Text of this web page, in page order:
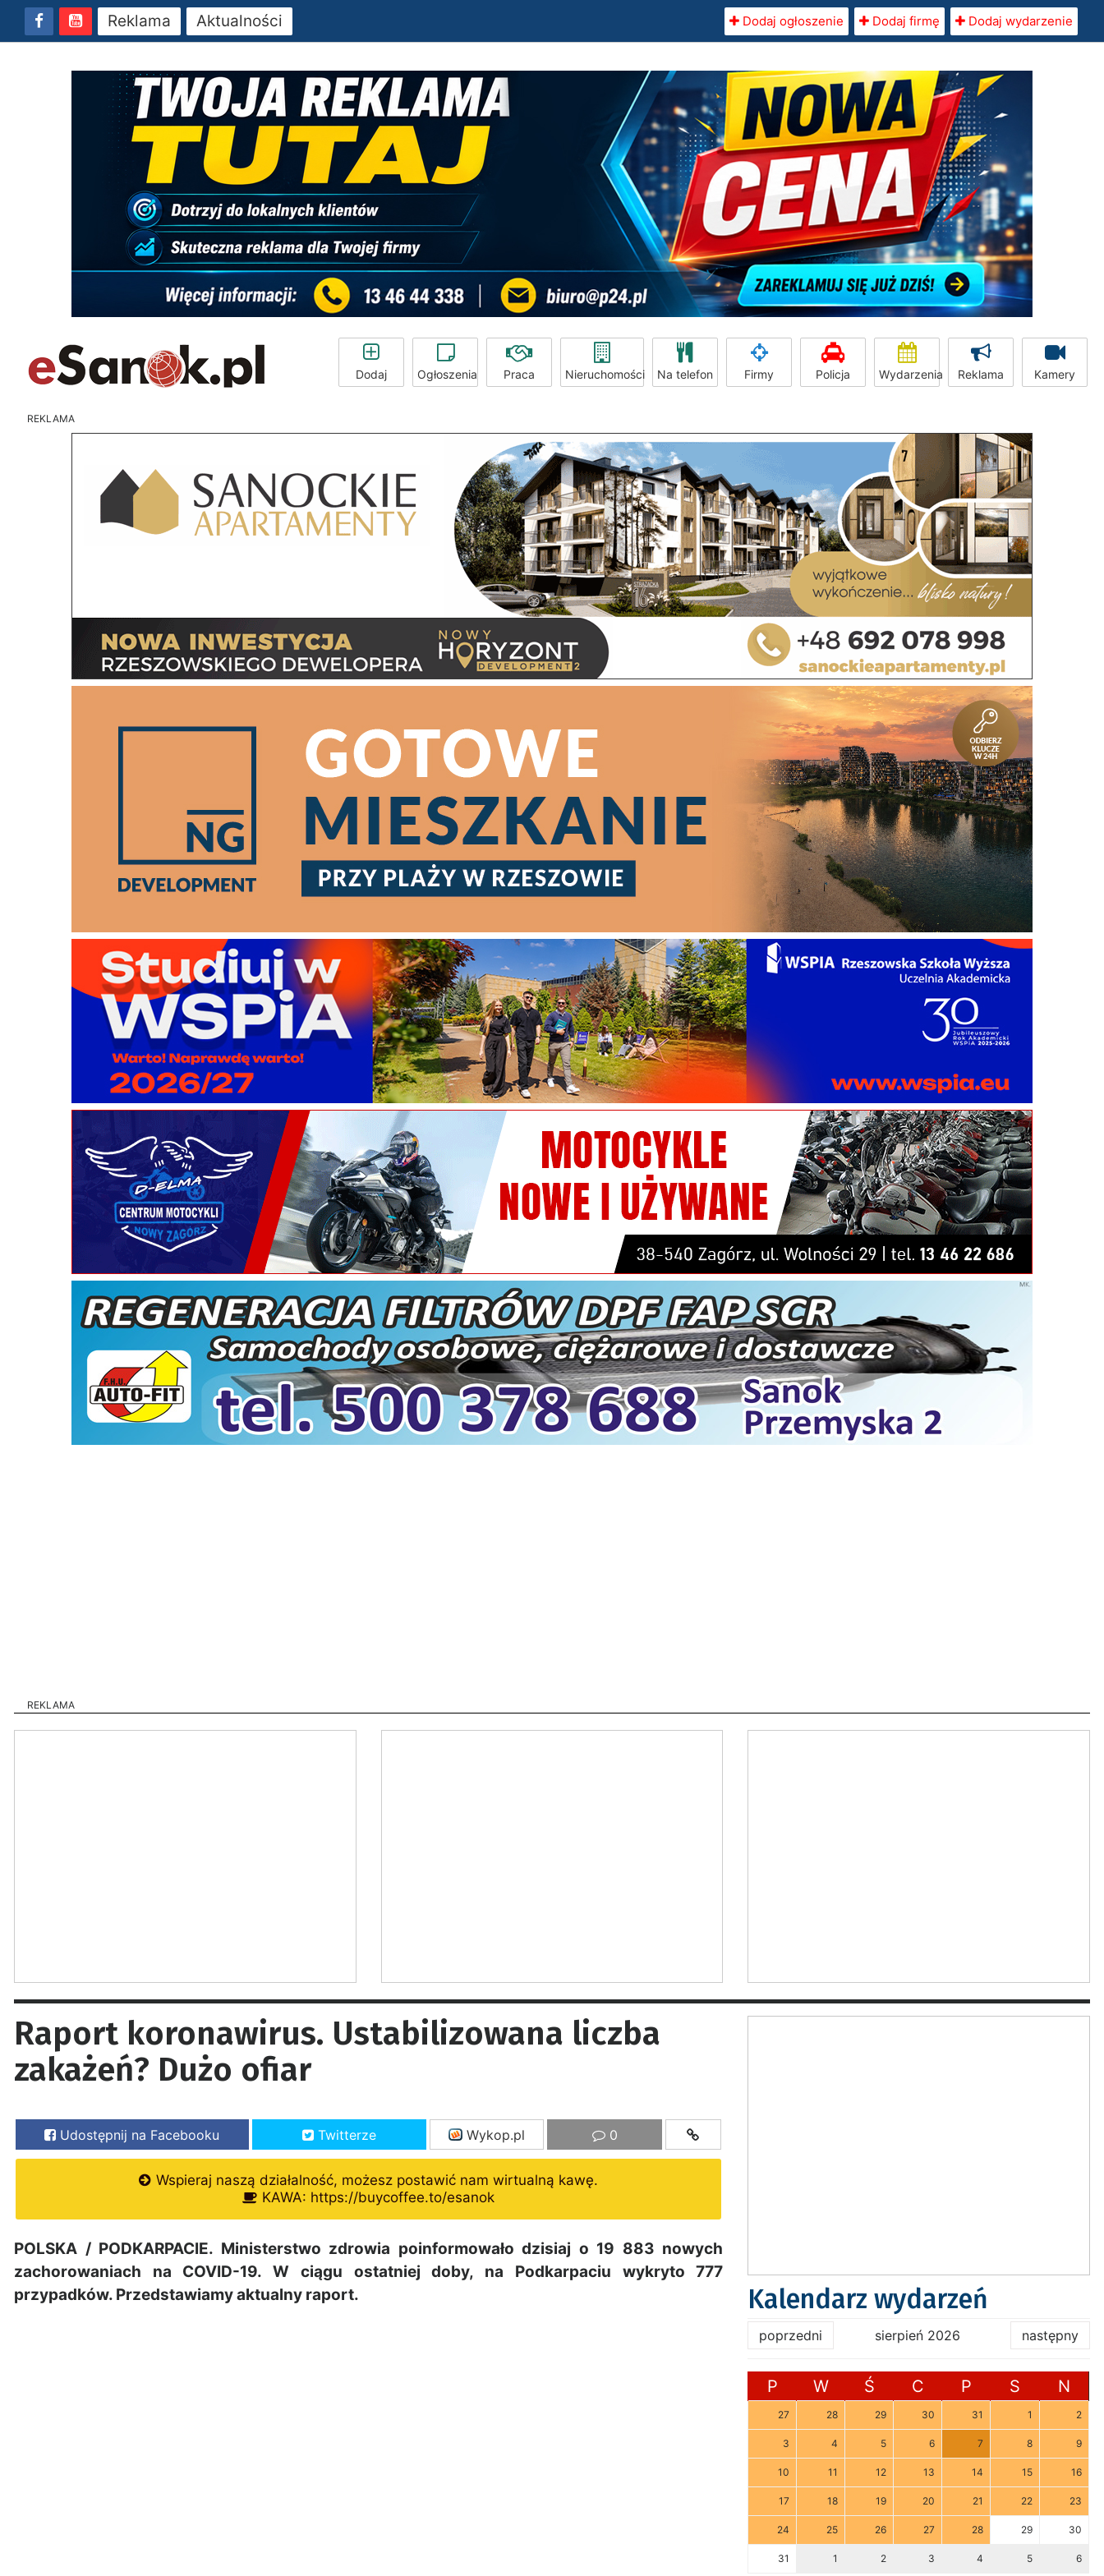
Reklama Aktualności Dodaj ogłoszenie Dodaj firmę Dodaj wydarzenie
Dodaj Ogłoszenia Praca Nieruchomości Na telefon Firmy Policja Wydarzenia Reklama Kamery
REKLAMA
REKLAMA
Raport koronawirus. Ustabilizowana liczba
zakażeń? Dużo ofiar
Udostępnij na Facebooku Twitterze Wykop.pl 0
Wspieraj naszą działalność, możesz postawić nam wirtualną kawę.
KAWA: https://buycoffee.to/esanok
POLSKA / PODKARPACIE. Ministerstwo zdrowia poinformowało dzisiaj o 19 883 nowych
zachorowaniach na COVID-19. W ciągu ostatniej doby, na Podkarpaciu wykryto 777
przypadków. Przedstawiamy aktualny raport.
Kalendarz wydarzeń
poprzedni sierpień 2026 następny
P W Ś C P S N
27 28 29 30 31 1 2
3 4 5 6 7 8 9
10 11 12 13 14 15 16
17 18 19 20 21 22 23
24 25 26 27 28 29 30
31 1 2 3 4 5 6